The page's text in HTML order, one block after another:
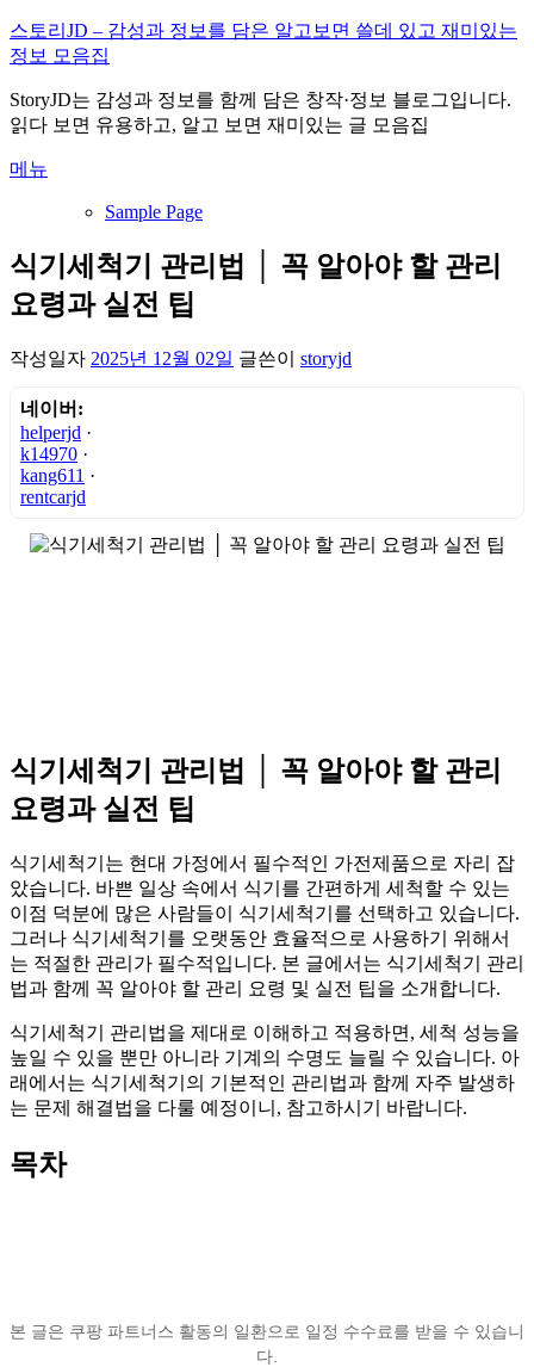
내
용
로
바
가
스토리JD – 감성과 정보를 담은 알고보면 쓸데 있고 재미있는
정보 모음집
StoryJD는 감성과 정보를 함께 담은 창작·정보 블로그입니다.
읽다 보면 유용하고, 알고 보면 재미있는 글 모음집
메뉴
Sample Page
식기세척기 관리법 │ 꼭 알아야 할 관리
요령과 실전 팁
작성일자 2025년 12월 02일 글쓴이 storyjd
네이버:
helperjd ·
k14970 ·
kang611 ·
rentcarjd
식기세척기 관리법 │ 꼭 알아야 할 관리
요령과 실전 팁
식기세척기는 현대 가정에서 필수적인 가전제품으로 자리 잡
았습니다. 바쁜 일상 속에서 식기를 간편하게 세척할 수 있는
이점 덕분에 많은 사람들이 식기세척기를 선택하고 있습니다.
그러나 식기세척기를 오랫동안 효율적으로 사용하기 위해서
는 적절한 관리가 필수적입니다. 본 글에서는 식기세척기 관리
법과 함께 꼭 알아야 할 관리 요령 및 실전 팁을 소개합니다.
식기세척기 관리법을 제대로 이해하고 적용하면, 세척 성능을
높일 수 있을 뿐만 아니라 기계의 수명도 늘릴 수 있습니다. 아
래에서는 식기세척기의 기본적인 관리법과 함께 자주 발생하
는 문제 해결법을 다룰 예정이니, 참고하시기 바랍니다.
목차
본 글은 쿠팡 파트너스 활동의 일환으로 일정 수수료를 받을 수 있습니
다.